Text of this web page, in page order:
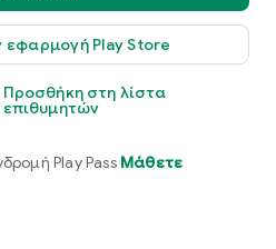
εφαρμογή Play Store
Προσθήκη στη λίστα
επιθυμητών
Play Pass Μάθετε